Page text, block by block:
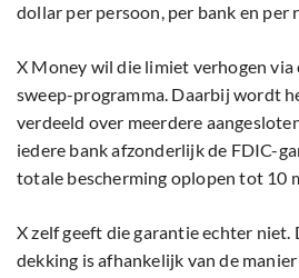
dollar per persoon, per bank en per
X Money wil die limiet verhogen via
sweep-programma. Daarbij wordt
verdeeld over meerdere
iedere bank afzonderlijk de FDIC-
totale bescherming oplopen tot 10
X zelf geeft die garantie echter
dekking is afhankelijk van de